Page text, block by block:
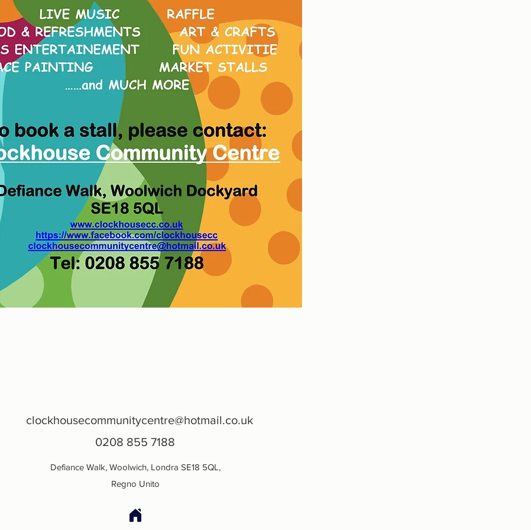
clockhousecommunitycentre@hotmail.co.uk
0208 855 7188
Defiance Walk, Woolwich, Londra SE18 5QL,
Regno Unito